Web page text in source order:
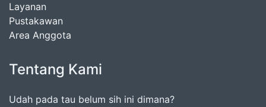
Layanan
Pustakawan
Area Anggota
Tentang Kami
Udah pada tau belum sih ini dimana?